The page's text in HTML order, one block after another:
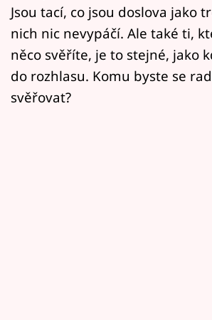
Sledujte nás
Jsou tací, co jsou doslova jako
nich nic nevypáčí. Ale také ti,
něco svěříte, je to stejné, jako
do rozhlasu. Komu byste se
svěřovat?